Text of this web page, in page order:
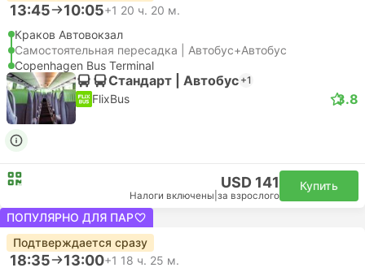
13:45 10:05+1 20 ч. 20 м.
Краков Автовокзал
Самостоятельная пересадка | Автобус+Автобус
Copenhagen Bus Terminal
Стандарт | Автобус +1
FlixBus 3.8
USD 141
Налоги включены за взрослого
Купить
ПОПУЛЯРНО ДЛЯ ПАР
Подтверждается сразу
18:35 13:00+1 18 ч. 25 м.